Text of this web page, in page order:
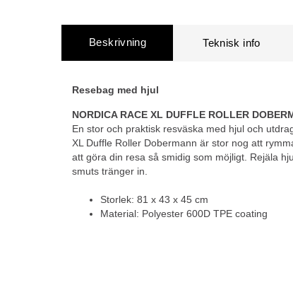
Beskrivning
Resebag med hjul
NORDICA RACE XL DUFFLE ROLLER
En stor och praktisk resväska med hjul och
XL Duffle Roller Dobermann är stor nog att
att göra din resa så smidig som möjligt. Rejäla
smuts tränger in.
Storlek: 81 x 43 x 45 cm
Material: Polyester 600D TPE coating